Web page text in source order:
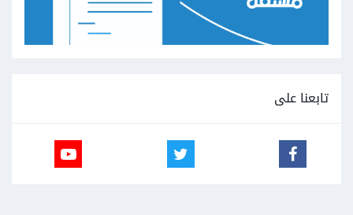
تابعنا على